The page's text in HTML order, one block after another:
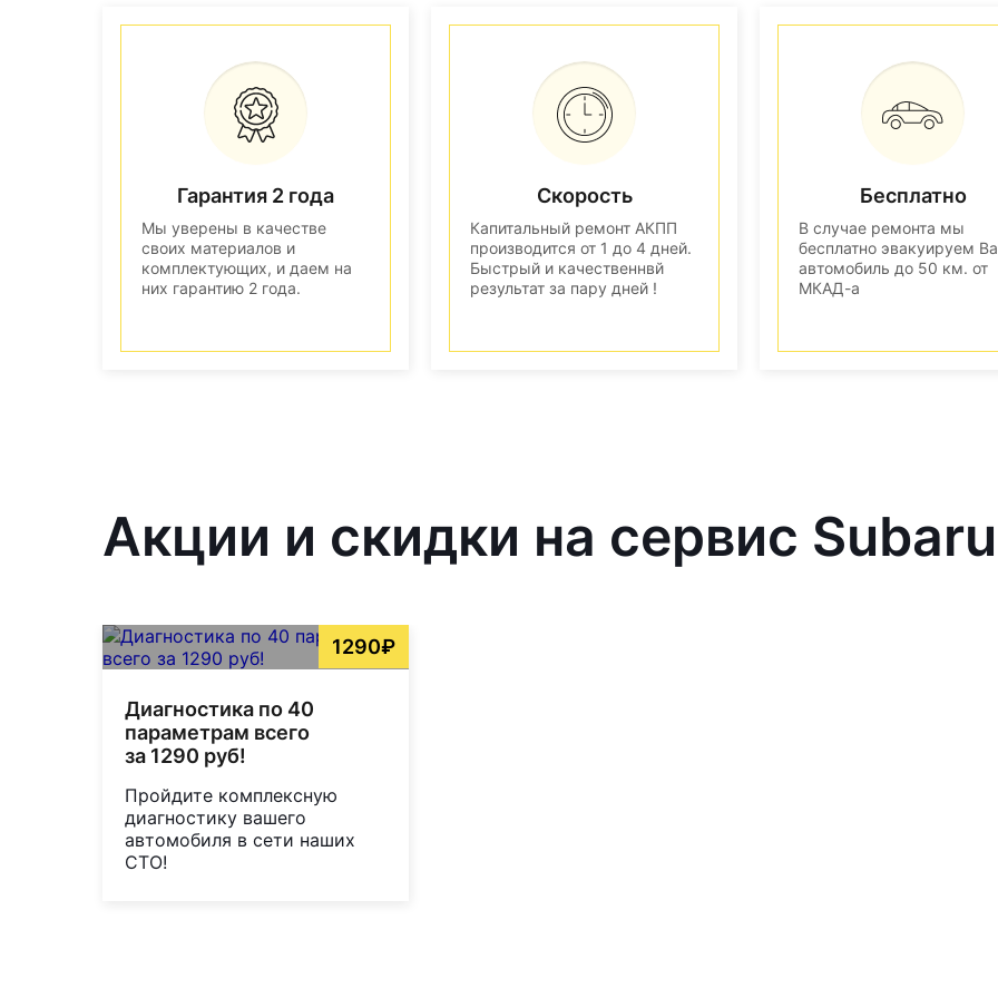
Гарантия 2 года
Мы уверены в качестве
своих материалов и
комплектующих, и даем на
них гарантию 2 года.
Скорость
Капитальный ремонт АКПП
производится от 1 до 4 дней.
Быстрый и качественнвй
результат за пару дней !
Бесплатно
В случае ремонта мы
бесплатно эвакуируем
автомобиль до 50 км. от
МКАД-а
Акции и скидки на сервис
1290₽
Диагностика по 40
параметрам всего
за 1290 руб!
Пройдите комплексную
диагностику вашего
автомобиля в сети наших
СТО!